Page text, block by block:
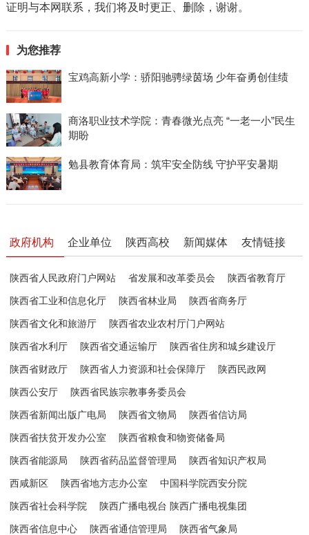
证明与本网联系，我们将及时更正、删除，谢谢。
为您推荐
宝鸡高新小学：骄阳驰骋绿茵场 少年奋勇创佳绩
商洛职业技术学院：青春微光点亮 “一老一小”民生
期盼
勉县教育体育局：筑牢安全防线 守护平安暑期
政府机构 企业单位 陕西高校 新闻媒体 友情链接
陕西省人民政府门户网站 省发展和改革委员会 陕西省教育厅
陕西省工业和信息化厅 陕西省林业局 陕西省商务厅
陕西省文化和旅游厅 陕西省农业农村厅门户网站
陕西省水利厅 陕西省交通运输厅 陕西省住房和城乡建设厅
陕西省财政厅 陕西省人力资源和社会保障厅 陕西民政网
陕西公安厅 陕西省民族宗教事务委员会
陕西省新闻出版广电局 陕西省文物局 陕西省信访局
陕西省扶贫开发办公室 陕西省粮食和物资储备局
陕西省能源局 陕西省药品监督管理局 陕西省知识产权局
西咸新区 陕西省地方志办公室 中国科学院西安分院
陕西省社会科学院 陕西广播电视台 陕西广播电视集团
陕西省信息中心 陕西省通信管理局 陕西省气象局